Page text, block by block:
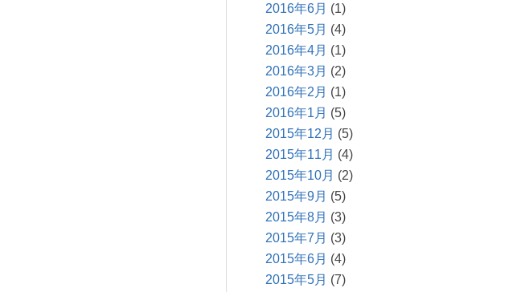
2016年6月 (1)
2016年5月 (4)
2016年4月 (1)
2016年3月 (2)
2016年2月 (1)
2016年1月 (5)
2015年12月 (5)
2015年11月 (4)
2015年10月 (2)
2015年9月 (5)
2015年8月 (3)
2015年7月 (3)
2015年6月 (4)
2015年5月 (7)